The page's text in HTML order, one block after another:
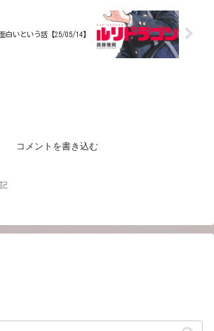
白いという話【25/05/14】
コメントを書き込む